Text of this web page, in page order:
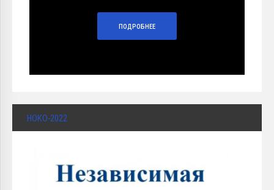
ПОДРОБНЕЕ
НОКО-2022